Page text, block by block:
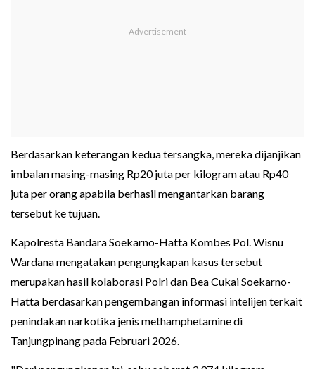
Berdasarkan keterangan kedua tersangka, mereka dijanjikan
imbalan masing-masing Rp20 juta per kilogram atau Rp40
juta per orang apabila berhasil mengantarkan barang
tersebut ke tujuan.
Kapolresta Bandara Soekarno-Hatta Kombes Pol. Wisnu
Wardana mengatakan pengungkapan kasus tersebut
merupakan hasil kolaborasi Polri dan Bea Cukai Soekarno-
Hatta berdasarkan pengembangan informasi intelijen terkait
penindakan narkotika jenis methamphetamine di
Tanjungpinang pada Februari 2026.